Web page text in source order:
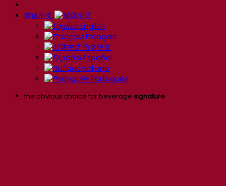
简体中文
English
Français
简体中文
Español
Italiano
Português
the obvious choice for beverage signature